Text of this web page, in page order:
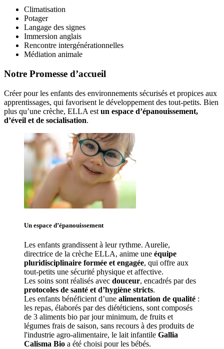
Climatisation
Potager
Langage des signes
Immersion anglais
Rencontre intergénérationnelles
Médiation animale
Notre Promesse d’accueil
Créer pour les enfants des environnements sécurisés et propices aux
apprentissages, qui favorisent le développement des tout-petits. Bien
plus qu’une crèche, ELLA est un espace d’épanouissement,
d’éveil et de socialisation.
Un espace d’épanouissement
Les enfants grandissent à leur rythme. Aurelie,
directrice de la crèche ELLA, anime une équipe
pluridisciplinaire formée et engagée, qui offre aux
tout-petits une sécurité physique et affective.
Les soins sont réalisés avec douceur
protocoles de santé et d’hygiène stricts.
Les enfants bénéficient d’une alimentation de qualité :
les repas, élaborés par des diététiciens, sont composés
de 3 aliments bio par jour minimum, de fruits et
légumes frais de saison, sans recours à des produits de
l'industrie agro-alimentaire, le lait infantile Gallia
Calisma Bio a été choisi pour les bébés.